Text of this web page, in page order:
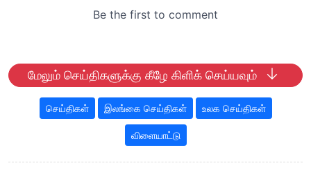
மேலும் செய்திகளுக்கு கீழே கிளிக் செய்யவும்
செய்திகள் இலங்கை செய்திகள் உலக செய்திகள்
விளையாட்டு